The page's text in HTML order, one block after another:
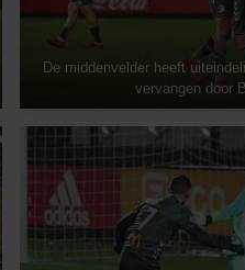
De middenvelder heeft
vervangen door